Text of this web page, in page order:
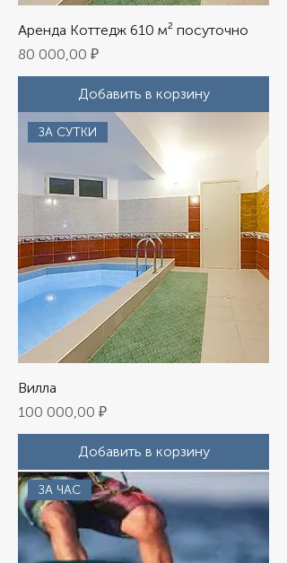
Аренда Коттедж 610 м² посуточно
Цена
80 000,00 ₽
Добавить в корзину
ЗА СУТКИ
Вилла
Цена
100 000,00 ₽
Добавить в корзину
ЗА ЧАС